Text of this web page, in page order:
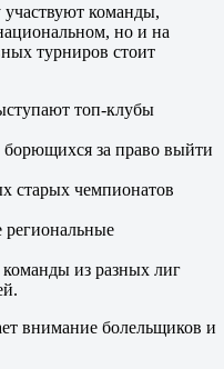
команды,
но и на
турниров стоит
топ-клубы
за право выйти
старых чемпионатов
из разных лиг
внимание болельщиков и